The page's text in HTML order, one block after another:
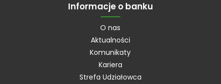
Informacje o banku
O nas
Aktualności
Komunikaty
Kariera
Strefa Udziałowca